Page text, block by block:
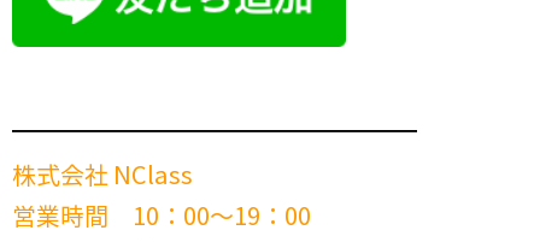
━━━━━━━━━━━━━━━━━━━━━━━━
株式会社 NClass
営業時間 10：00～19：00